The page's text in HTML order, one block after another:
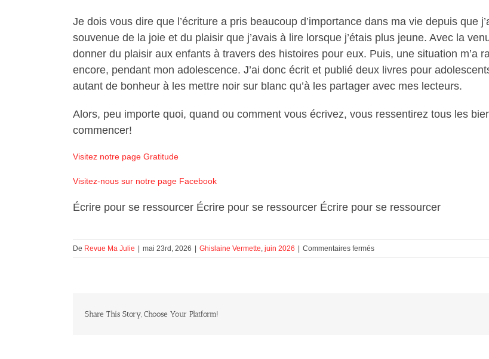
Je dois vous dire que l’écriture a pris beaucoup d’importance dans ma vie depuis que
souvenue de la joie et du plaisir que j’avais à lire lorsque j’étais plus jeune. Avec la
donner du plaisir aux enfants à travers des histoires pour eux. Puis, une situation m’a
encore, pendant mon adolescence. J’ai donc écrit et publié deux livres pour
autant de bonheur à les mettre noir sur blanc qu’à les partager avec mes lecteurs.
Alors, peu importe quoi, quand ou comment vous écrivez, vous ressentirez tous les
commencer!
Visitez notre page Gratitude
Visitez-nous sur notre page Facebook
Écrire pour se ressourcer Écrire pour se ressourcer Écrire pour se ressourcer
De Revue Ma Julie | mai 23rd, 2026 | Ghislaine Vermette juin 2026 | Commentaires ferméssur
Écrire
Share This Story, Choose Your Platform!